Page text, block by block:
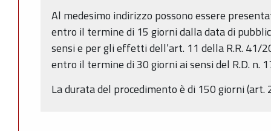
Al medesimo indirizzo possono essere
entro il termine di 15 giorni dalla data di
sensi e per gli effetti dell’art. 11 della R.R. 41/
entro il termine di 30 giorni ai sensi del R.D. n.
La durata del procedimento è di 150 giorni (art.